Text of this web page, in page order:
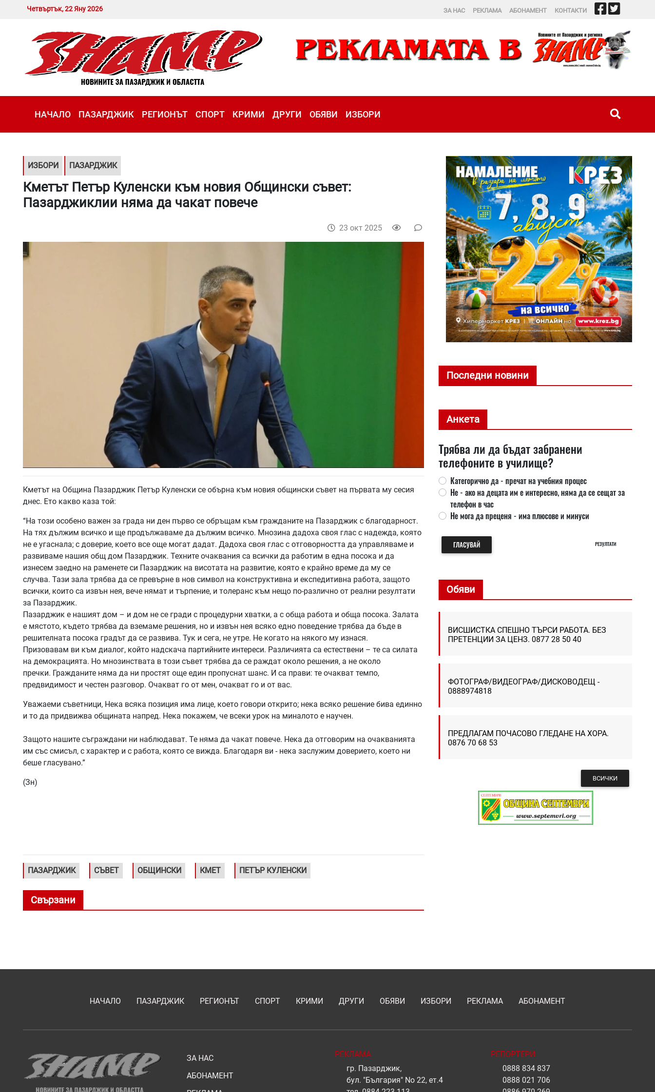
Четвъртък, 22 Яну 2026 ЗА НАС РЕКЛАМА АБОНАМЕНТ КОНТАКТИ
НАЧАЛО ПАЗАРДЖИК РЕГИОНЪТ СПОРТ КРИМИ ДРУГИ ОБЯВИ ИЗБОРИ
ИЗБОРИ ПАЗАРДЖИК
Кметът Петър Куленски към новия Общински съвет:
Пазарджиклии няма да чакат повече
23 окт 2025
Кметът на Община Пазарджик Петър Куленски се обърна към новия общински съвет на първата му сесия
днес. Ето какво каза той:
“На този особено важен за града ни ден първо се обръщам към гражданите на Пазарджик с благодарност.
На тях дължим всичко и ще продължаваме да дължим всичко. Мнозина дадоха своя глас с надежда, която
не е угаснала; с доверие, което все още могат дадат. Дадоха своя глас с отговорността да управляваме и
развиваме нашия общ дом Пазарджик. Техните очаквания са всички да работим в една посока и да
изнесем заедно на раменете си Пазарджик на висотата на развитие, която е крайно време да му се
случва. Тази зала трябва да се превърне в нов символ на конструктивна и експедитивна работа, защото
всички, които са извън нея, вече нямат и търпение, и толеранс към нещо по-различно от реални резултати
за Пазарджик.
Пазарджик е нашият дом – и дом не се гради с процедурни хватки, а с обща работа и обща посока. Залата
е мястото, където трябва да вземаме решения, но и извън нея всяко едно поведение трябва да бъде в
решителната посока градът да се развива. Тук и сега, не утре. Не когато на някого му изнася.
Призовавам ви към диалог, който надскача партийните интереси. Различията са естествени – те са силата
на демокрацията. Но мнозинствата в този съвет трябва да се раждат около решения, а не около
пречки. Гражданите няма да ни простят още един пропуснат шанс. И са прави: те очакват темпо,
предвидимост и честен разговор. Очакват го от мен, очакват го и от вас.
Уважаеми съветници, Нека всяка позиция има лице, което говори открито; нека всяко решение бива единно
и то да придвижва общината напред. Нека покажем, че всеки урок на миналото е научен.
Защото нашите съграждани ни наблюдават. Те няма да чакат повече. Нека да отговорим на очакванията
им със смисъл, с характер и с работа, която се вижда. Благодаря ви - нека заслужим доверието, което ни
беше гласувано.”
(Зн)
ПАЗАРДЖИК СЪВЕТ ОБЩИНСКИ КМЕТ ПЕТЪР КУЛЕНСКИ
Свързани
Последни новини
Анкета
Трябва ли да бъдат забранени
телефоните в училище?
Категорично да - пречат на учебния процес
Не - ако на децата им е интересно, няма да се сещат за
телефон в час
Не мога да преценя - има плюсове и минуси
ГЛАСУВАЙ РЕЗУЛТАТИ
Обяви
ВИСШИСТКА СПЕШНО ТЪРСИ РАБОТА. БЕЗ
ПРЕТЕНЦИИ ЗА ЦЕНЗ. 0877 28 50 40
ФОТОГРАФ/ВИДЕОГРАФ/ДИСКОВОДЕЩ -
0888974818
ПРЕДЛАГАМ ПОЧАСОВО ГЛЕДАНЕ НА ХОРА.
0876 70 68 53
ВСИЧКИ
НАЧАЛО ПАЗАРДЖИК РЕГИОНЪТ СПОРТ КРИМИ ДРУГИ ОБЯВИ ИЗБОРИ РЕКЛАМА АБОНАМЕНТ
ЗА НАС
АБОНАМЕНТ
РЕКЛАМА
гр. Пазарджик,
бул. "България" No 22, ет.4
РЕПОРТЕРИ
0888 834 837
0888 021 706